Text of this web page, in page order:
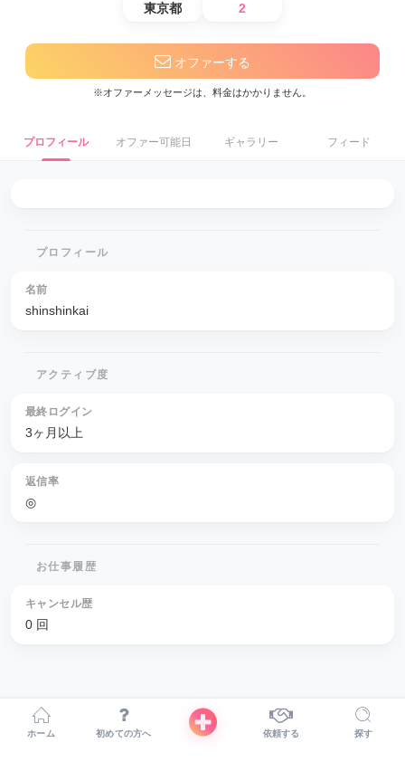
東京都 2
オファーする
※オファーメッセージは、料金はかかりません。
プロフィール オファー可能日 ギャラリー フィード
プロフィール
名前
shinshinkai
アクティブ度
最終ログイン
3ヶ月以上
返信率
◎
お仕事履歴
キャンセル歴
0 回
ホーム 初めての方へ 依頼する 探す